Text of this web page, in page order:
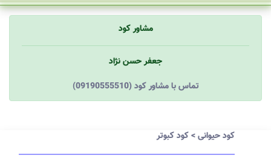
مشاور کود
جعفر حسن نژاد
(09190555510) تماس با مشاور کود
کود حیوانی>کود کبوتر